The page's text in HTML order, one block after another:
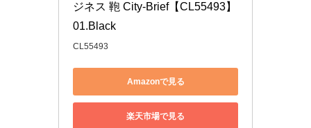
ジネス 鞄 City-Brief【CL55493】
01.Black
CL55493
Amazonで見る
楽天市場で見る